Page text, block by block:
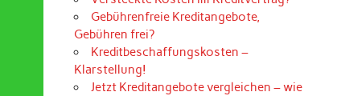
Gebührenfreie Kreditangebote,
Gebühren frei?
Kreditbeschaffungskosten –
Klarstellung!
Jetzt Kreditangebote vergleichen – wie